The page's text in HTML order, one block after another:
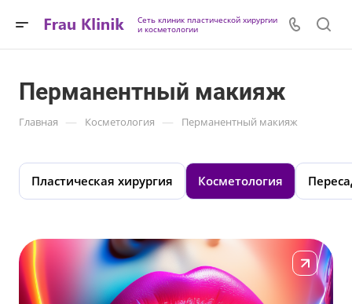
Сеть клиник пластической хирургии
и косметологии
Перманентный макияж
Главная — Косметология — Перманентный макияж
Пластическая хирургия Косметология
Подробнее